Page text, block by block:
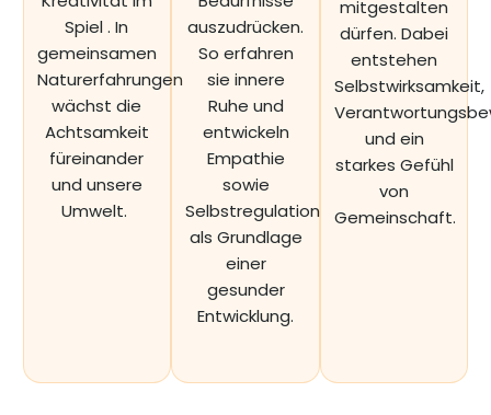
Spiel . In
gemeinsamen
Naturerfahrungen
wächst die
Achtsamkeit
füreinander
und unsere
Umwelt.
auszudrücken.
So erfahren
sie innere
Ruhe und
entwickeln
Empathie
sowie
Selbstregulation
als Grundlage
einer
gesunder
Entwicklung.
mitgestalten
dürfen. Dabei
entstehen
Selbstwirksamkeit,
und ein
starkes Gefühl
von
Gemeinschaft.